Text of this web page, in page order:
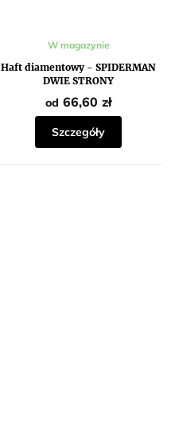
Haft diamentowy - SPIDERMAN
DWIE STRONY
W magazynie
od 66,60 zł
Szczegóły